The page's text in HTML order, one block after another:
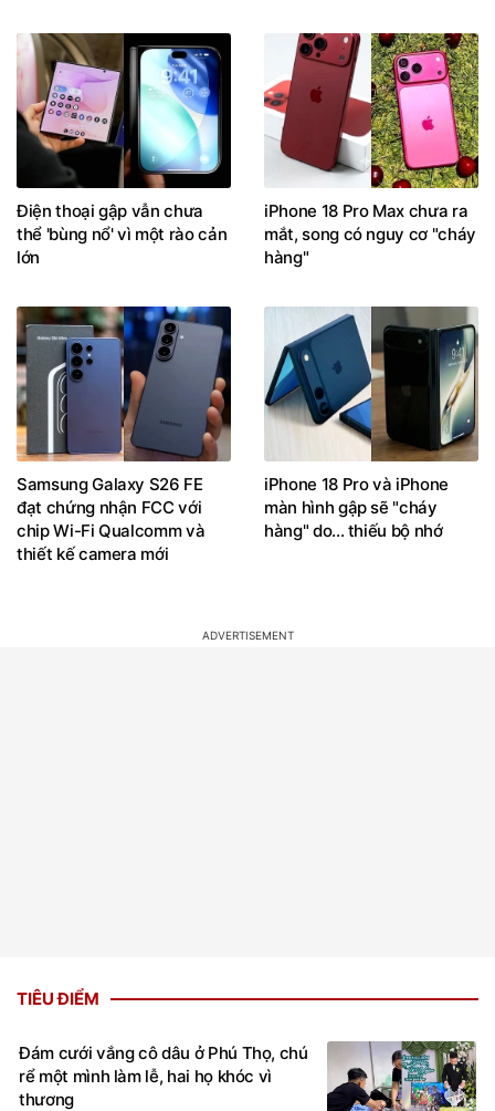
Điện thoại gập vẫn chưa
thể 'bùng nổ' vì một rào cản
lớn
iPhone 18 Pro Max chưa ra
mắt, song có nguy cơ "cháy
hàng"
Samsung Galaxy S26 FE
đạt chứng nhận FCC với
chip Wi-Fi Qualcomm và
thiết kế camera mới
iPhone 18 Pro và iPhone
màn hình gập sẽ "cháy
hàng" do... thiếu bộ nhớ
TIÊU ĐIỂM
Đám cưới vắng cô dâu ở Phú Thọ, chú
rể một mình làm lễ, hai họ khóc vì
thương